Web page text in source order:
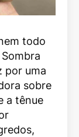
todo
por uma
sobre
a tênue